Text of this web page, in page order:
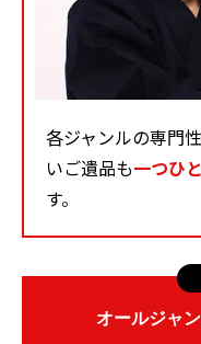
各ジャンルの専門
いご遺品も一つひ
す。
オールジャ